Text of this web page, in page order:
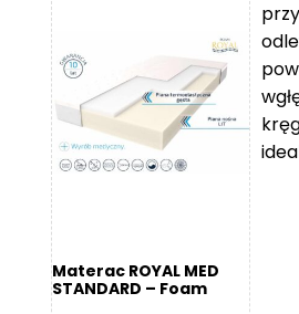
119 zł
do
11
670 zł
Materac ROYAL MED
STANDARD – Foam